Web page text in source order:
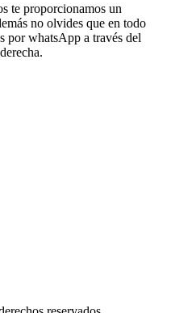
te proporcionamos un
no olvides que en todo
por whatsApp a través del